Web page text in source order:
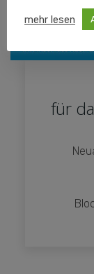
für
mehr lesen